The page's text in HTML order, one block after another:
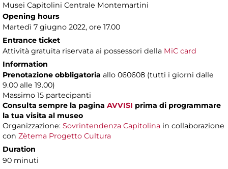
Musei Capitolini Centrale Montemartini
Opening hours
Martedì 7 giugno 2022, ore 17.00
Entrance ticket
Attività gratuita riservata ai possessori della MiC card
Information
Prenotazione obbligatoria allo 060608 (tutti i giorni dalle
9.00 alle 19.00)
Massimo 15 partecipanti
Consulta sempre la pagina AVVISI prima di programmare
la tua visita al museo
Organizzazione: Sovrintendenza Capitolina in collaborazione
con Zètema Progetto Cultura
Duration
90 minuti